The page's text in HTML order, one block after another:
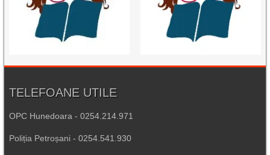
TELEFOANE UTILE
OPC Hunedoara - 0254.214.971
Poliția Petroșani - 0254.541.930